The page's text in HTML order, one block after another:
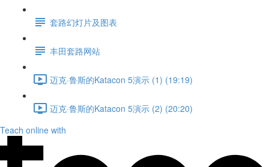
套路幻灯片及图表
丰田套路网站
迈克·鲁斯的Katacon 5演示 (1) (19:19)
迈克·鲁斯的Katacon 5演示 (2) (20:20)
Teach online with